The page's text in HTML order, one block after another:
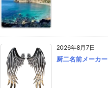
2026年8月7日
厨二名前メーカー